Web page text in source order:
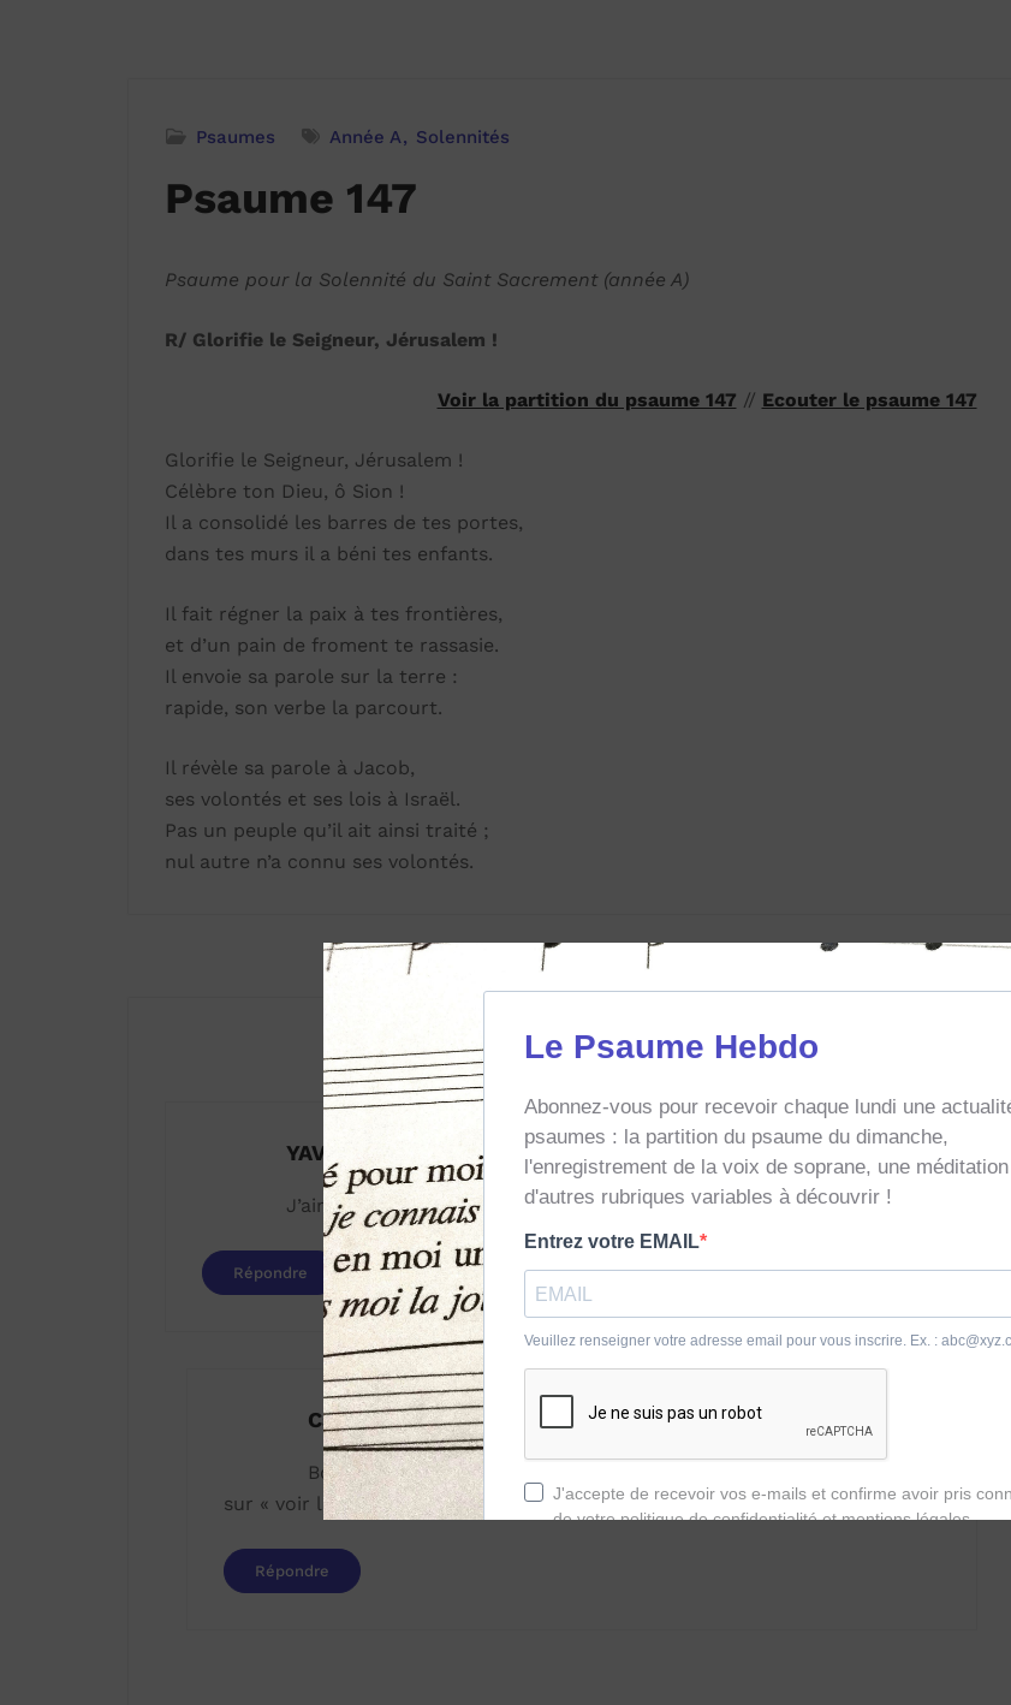
Psaumes Année A Solennités
Psaume 147
Psaume pour la Solennité du Saint Sacrement (année A)
R/ Glorifie le Seigneur, Jérusalem !
Voir la partition du psaume 147 // Ecouter le psaume 147
Glorifie le Seigneur, Jérusalem !
Célèbre ton Dieu, ô Sion !
Il a consolidé les barres de tes portes,
dans tes murs il a béni tes enfants.
Il fait régner la paix à tes frontières,
et d’un pain de froment te rassasie.
Il envoie sa parole sur la terre :
rapide, son verbe la parcourt.
Il révèle sa parole à Jacob,
ses volontés et ses lois à Israël.
Pas un peuple qu’il ait ainsi traité ;
nul autre n’a connu ses volontés.
2 commentaires
YAVOHEDJI Jean
J’aimerais avoir les partitions des chants
Répondre
Catherine Laguens
Bonjour Jean, pour accéder aux partitions, il vous suffit de cliquer
sur « voir la partition » vous pouvez ensuite la télécharger.
Répondre